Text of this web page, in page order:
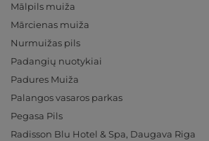
Mālpils muiža
Mārcienas muiža
Nurmuižas pils
Padangių nuotykiai
Padures Muiža
Palangos vasaros parkas
Pegasa Pils
Radisson Blu Hotel & Spa, Daugava Riga